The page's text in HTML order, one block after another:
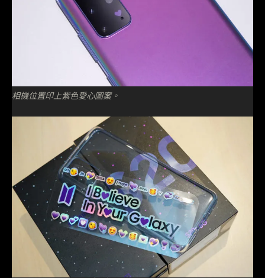
相機位置印上紫色愛心圖案。